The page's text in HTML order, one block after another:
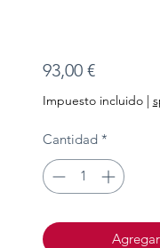
93,00 €Precio
Impuesto incluido|
Cantidad *